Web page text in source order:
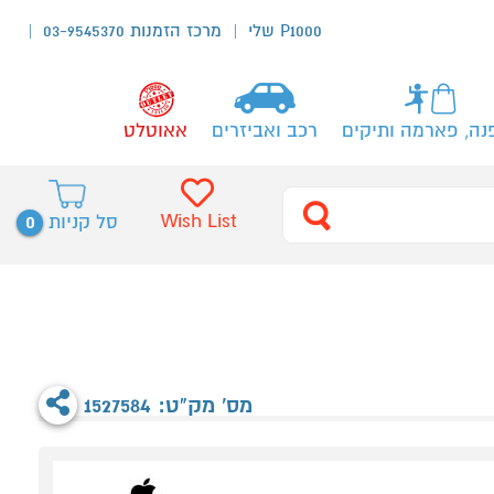
P1000 שלי מרכז הזמנות 03-9545370
פארמה ותיקים רכב ואביזרים אאוטלט
סל קניות 0 Wish List
מס' מק"ט: 1527584